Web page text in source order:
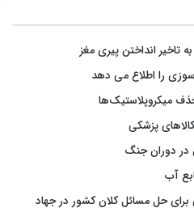
تاخیر انداختن پیری مغز
را اطلاع می دهد
حذف میکروپلاستیک‌ها
آب
برای حل مسائل کلان کشور در جهاد